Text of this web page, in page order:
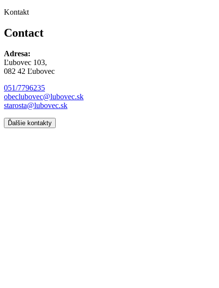
Kontakt
Contact
Adresa:
Ľubovec 103,
082 42 Ľubovec
051/7796235
obeclubovec@lubovec.sk
starosta@lubovec.sk
Ďalšie kontakty